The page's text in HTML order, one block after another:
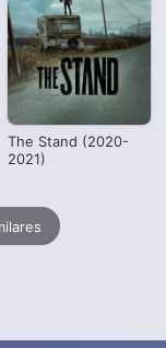
The Stand (2020-
2021)